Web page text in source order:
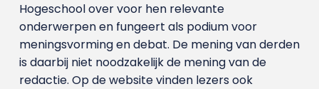
Hogeschool over voor hen relevante
onderwerpen en fungeert als podium voor
meningsvorming en debat. De mening van derden
is daarbij niet noodzakelijk de mening van de
redactie. Op de website vinden lezers ook